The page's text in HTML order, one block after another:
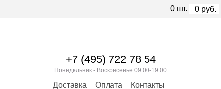
+7 (495) 722 78 54
Понедельник - Воскресенье 09.00-19.00
Доставка Оплата Контакты
0 шт. 0 руб.